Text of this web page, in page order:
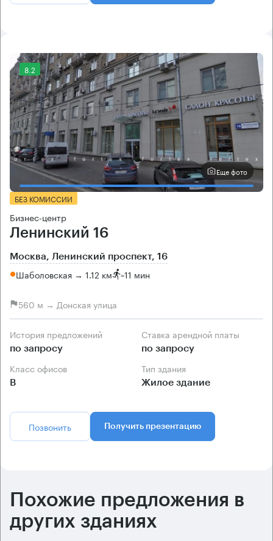
8.2
Еще фото
БЕЗ КОМИССИИ
Бизнес-центр
Ленинский 16
Москва, Ленинский проспект, 16
Шаболовская → 1.12 км ~11 мин
560 м → Донская улица
История предложений
по запросу
Ставка арендной платы
по запросу
Класс офисов
B
Тип здания
Жилое здание
Позвонить Получить презентацию
Похожие предложения в
других зданиях